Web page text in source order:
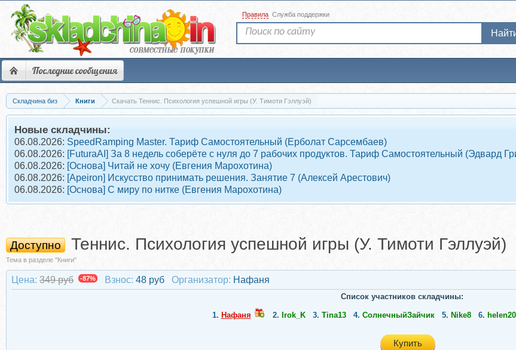
Последние сообщения
Правила Служба поддержки
Складчина биз Книги Скачать Теннис. Психология успешной игры (У. Тимоти Гэллуэй)
Новые складчины:
06.08.2026: SpeedRamping Master. Тариф Самостоятельный (Ерболат Сарсембаев)
06.08.2026: [FuturaAI] За 8 недель соберёте с нуля до 7 рабочих продуктов. Тариф Самостоятельный (Эдвард
06.08.2026: [Основа] Читай не хочу (Евгения Марохотина)
06.08.2026: [Apeiron] Искусство принимать решения. Занятие 7 (Алексей Арестович)
06.08.2026: [Основа] С миру по нитке (Евгения Марохотина)
Доступно Теннис. Психология успешной игры (У. Тимоти Гэллуэй)
Тема в разделе "Книги"
Цена: 349 руб -87% Взнос: 48 руб Организатор: Нафаня
Список участников складчины:
1. Нафаня 2. Irok_K 3. Tina13 4. СолнечныйЗайчик 5. Nike8 6.
Купить